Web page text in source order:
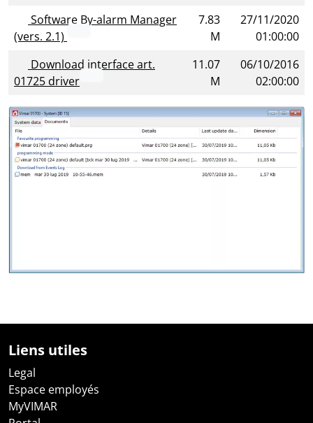
Software By-alarm Manager
(vers. 2.1)
7.83
M
27/11/2020
01:00:00
Download interface art.
01725 driver
11.07
M
06/10/2016
02:00:00
Liens utiles
Legal
Espace employés
MyVIMAR